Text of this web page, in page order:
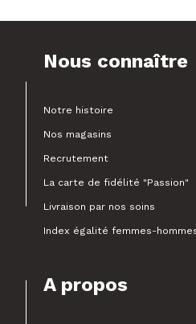
Nous connaître
Notre histoire
Nos magasins
Recrutement
La carte de fidélité "Passion"
Livraison par nos soins
Index égalité femmes-
A propos